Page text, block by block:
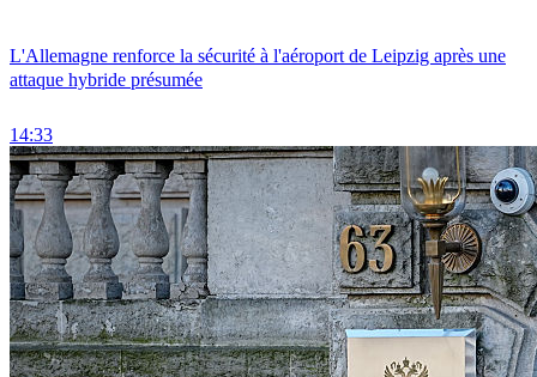
L'Allemagne renforce la sécurité à l'aéroport de Leipzig après une
attaque hybride présumée
14:33